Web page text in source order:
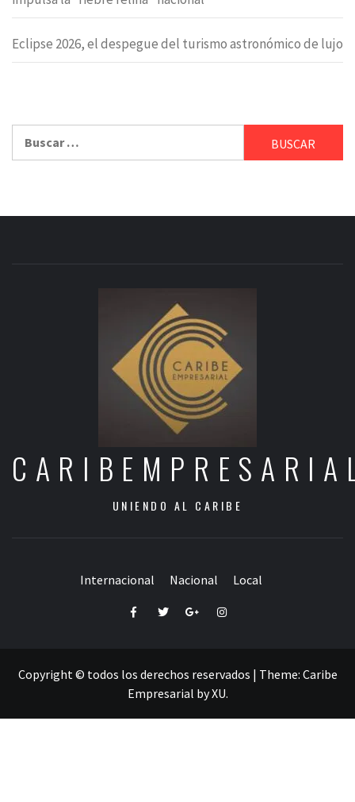
Eclipse 2026, el despegue del turismo astronómico de lujo
UNIENDO AL CARIBE
Internacional Nacional Local
FacebookTwitterGoogle+Instagram
Copyright © todos los derechos reservados | Theme: Caribe
Empresarial byXU.